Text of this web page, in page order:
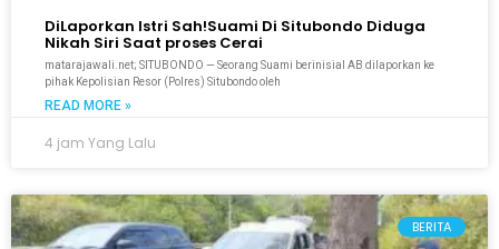
DiLaporkan Istri Sah!Suami Di Situbondo Diduga
Nikah Siri Saat proses Cerai
matarajawali.net; SITUBONDO — Seorang Suami berinisial AB dilaporkan ke
pihak Kepolisian Resor (Polres) Situbondo oleh
READ MORE »
4 jam Yang Lalu
BERITA